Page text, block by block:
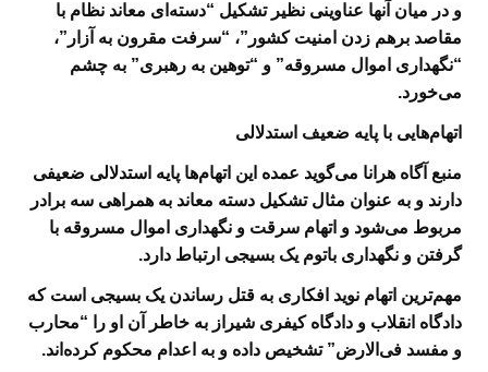
و در میان آنها عناوینی نظیر تشکیل “دسته‌ای معاند نظام با
مقاصد برهم زدن امنیت کشور”، “سرفت مقرون به آزار”،
“نگهداری اموال مسروقه” و “توهین به رهبری” به چشم
می‌خورد.
اتهام‌هایی با پایه ضعیف استدلالی
منبع آگاه هرانا می‌گوید عمده این اتهام‌ها پایه استدلالی ضعیفی
دارند و به عنوان مثال تشکیل دسته معاند به همراهی سه برادر
مربوط می‌شود و اتهام سرقت و نگهداری اموال مسروقه با
گرفتن و نگهداری باتوم یک بسیجی ارتباط دارد.
مهم‌ترین اتهام نوید افکاری به قتل رساندن یک بسیجی است که
دادگاه انقلاب و دادگاه کیفری شیراز به خاطر آن او را “محارب
و مفسد فی‌الارض” تشخیص داده و به اعدام محکوم کرده‌اند.